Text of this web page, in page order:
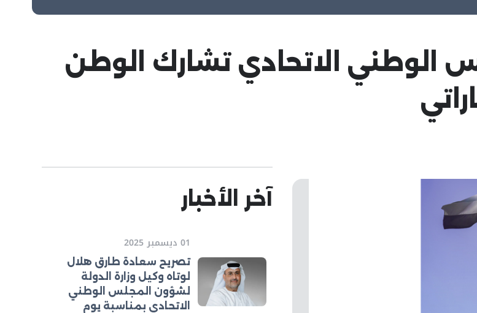
الوطني الاتحادي تشارك الوطن
آخر الأخبار
01 ديسمبر 2025
تصريح سعادة طارق هلال
لوتاه وكيل وزارة الدولة
لشؤون المجلس الوطني
الاتحادي بمناسبة يوم